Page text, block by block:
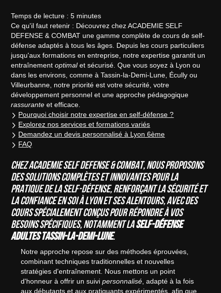
Temps de lecture : 5 minutes
Ce qu'il faut retenir : Découvrez chez ACADEMIE SELF
DEFENSE & COMBAT une gamme complète de cours de self-
défense adaptés à tous les âges. Depuis les cours particuliers
jusqu'aux formations en entreprise, notre expertise garantit un
entraînementoptimalet sécurisé. Que vous soyez à Lyon ou
dans les environs, comme à Tassin-la-Demi-Lune, Écully ou
Villeurbanne, notre priorité est votre sécurité, votre
développement personnel et une approche pédagogique
rassurante et efficace.
Pourquoi choisir notre expertise en self-défense ?
Explorez nos services et formations variés
Demandez un devis personnalisé à Lyon 6ème
FAQ
Chez ACADEMIE SELF DEFENSE & COMBAT, nous proposons
des solutions complètes et innovantes pour la
pratique de la self-défense, renforçant la sécurité et
la confiance en soi à Lyon et ses alentours, avec des
cours spécialement conçus pour répondre à vos
besoins spécifiques, notamment laself-défense
adultes Tassin-la-Demi-Lune.
Notre approche repose sur des méthodes éprouvées,
combinant techniques traditionnelles et nouvelles
stratégies d'entraînement. Nous mettons un point
d'honneur à offrir un suivipersonnalisé, adapté à la fois
aux débutants et aux pratiquants expérimentés, afin que